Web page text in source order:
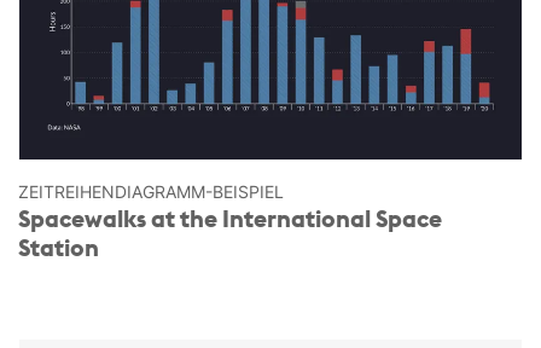
ZEITREIHEN­DIAGRAMM-BEISPIEL
Spacewalks at the International Space
Station